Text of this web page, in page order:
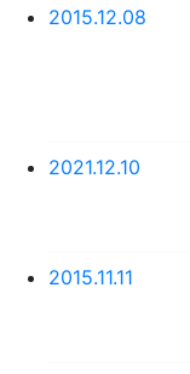
2015.12.08
2021.12.10
2015.11.11